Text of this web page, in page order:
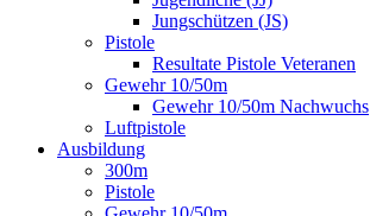
Jungschützen (JS)
Pistole
Resultate Pistole Veteranen
Gewehr 10/50m
Gewehr 10/50m Nachwuchs
Luftpistole
Ausbildung
300m
Pistole